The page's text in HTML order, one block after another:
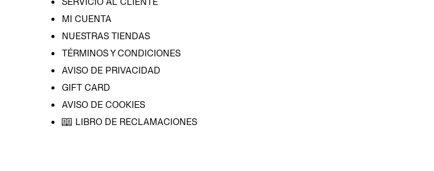
MI CUENTA
NUESTRAS TIENDAS
TÉRMINOS Y CONDICIONES
AVISO DE PRIVACIDAD
GIFT CARD
AVISO DE COOKIES
LIBRO DE RECLAMACIONES